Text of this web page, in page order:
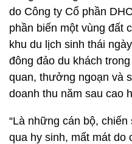
do Công ty Cổ phần
phần biến một vùng đất
khu du lịch sinh thái
đông đảo du khách
quan, thưởng ngoạn và
doanh thu năm sau cao
“Là những cán bộ,
qua hy sinh, mất mát do